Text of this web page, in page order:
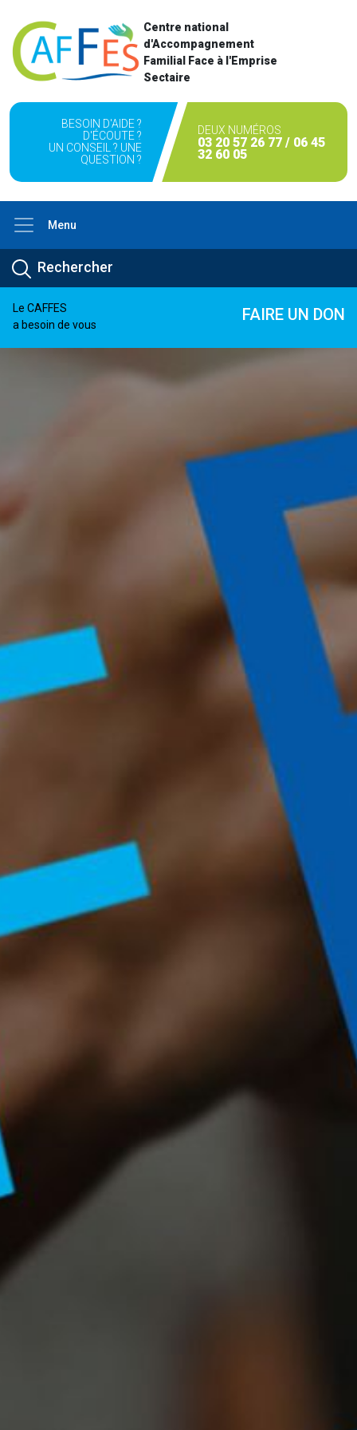
Centre national
d'Accompagnement
Familial Face à l'Emprise
Sectaire
BESOIN D'AIDE ?
D'ÉCOUTE ?
UN CONSEIL ? UNE
QUESTION ?
DEUX NUMÉROS
03 20 57 26 77 / 06 45
32 60 05
Menu
Le CAFFES
a besoin de vous
FAIRE UN DON